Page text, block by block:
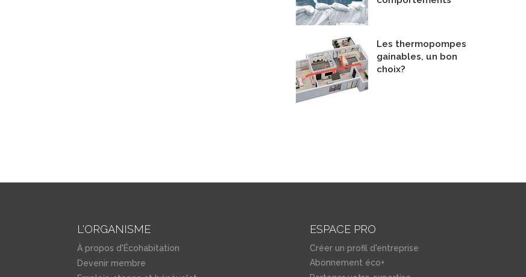
Les thermopompes
gainables, un bon
choix?
L'ORGANISME
À propos d'Écohabitation
Devenir membre
ESPACE PRO
Créer un profil d'entreprise
Abonnement éco+